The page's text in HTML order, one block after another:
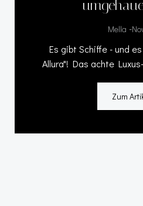
Mella -
Es gibt Schiffe - und
Allura"! Das achte
Zum